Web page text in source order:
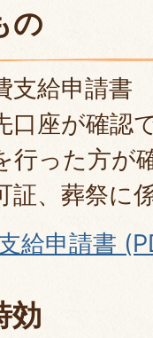
の
支給申請書
口座が確認
行った方が
証、葬祭に
給申請書
効